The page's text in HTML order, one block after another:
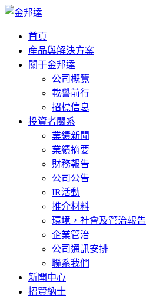
首頁
産品與解決方案
關于金邦達
公司概覽
載譽前行
招標信息
投資者關系
業績新聞
業績摘要
財務報告
公司公告
IR活動
推介材料
環境，社會及管治報告
企業管治
公司通訊安排
聯系我們
新聞中心
招賢納士